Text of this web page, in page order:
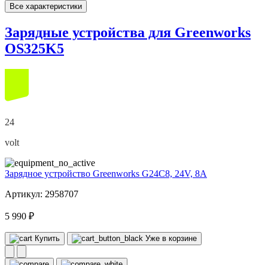
Все характеристики
Зарядные устройства для Greenworks
OS325K5
24
volt
Зарядное устройство Greenworks G24C8, 24V, 8А
Артикул: 2958707
5 990 ₽
Купить Уже в корзине